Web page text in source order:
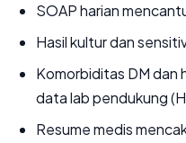
SOAP harian
Hasil kultur dan
Komorbiditas DM
data lab pendukung
Resume medis